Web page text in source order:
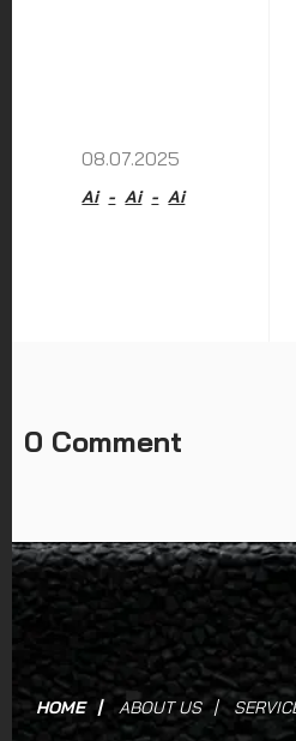
08.07.2025
Ai Ai Ai
0 Comment
HOME ABOUT US